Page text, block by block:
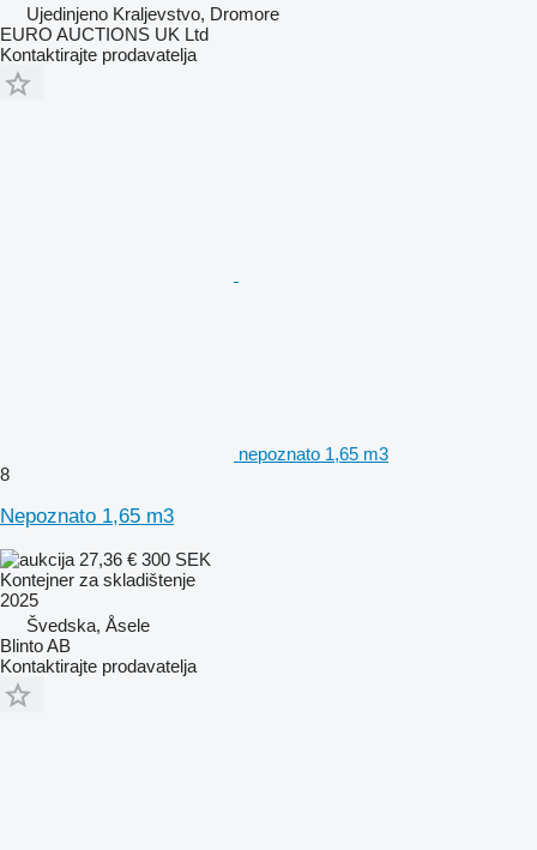
Ujedinjeno Kraljevstvo, Dromore
EURO AUCTIONS UK Ltd
Kontaktirajte prodavatelja
nepoznato 1,65 m3
8
Nepoznato 1,65 m3
27,36 € 300 SEK
Kontejner za skladištenje
2025
Švedska, Åsele
Blinto AB
Kontaktirajte prodavatelja